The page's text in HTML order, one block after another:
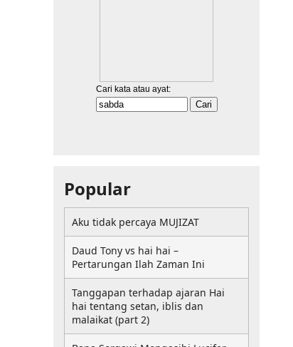
Popular
Aku tidak percaya MUJIZAT
Daud Tony vs hai hai –
Pertarungan Ilah Zaman Ini
Tanggapan terhadap ajaran Hai
hai tentang setan, iblis dan
malaikat (part 2)